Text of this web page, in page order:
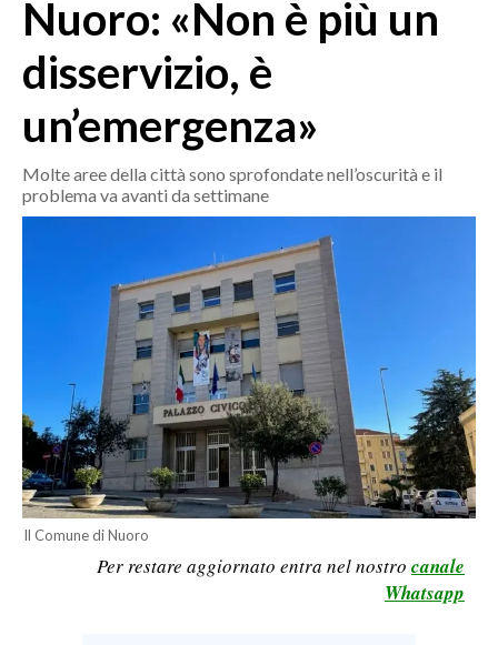
GALLURA
NUORO E PROVINCIA
OGLIASTRA
AGENDA
CRONACA
ITALIA
SERVIZI ALLE IMPRESE
LAVORO
BANDI
SPORT IN SARDEGNA
Nuoro: «Non è più un
disservizio, è
un’emergenza»
Molte aree della città sono sprofondate nell’oscurità e il
problema va avanti da settimane
Il Comune di Nuoro
Per restare aggiornato entra nel nostro canale
Whatsapp